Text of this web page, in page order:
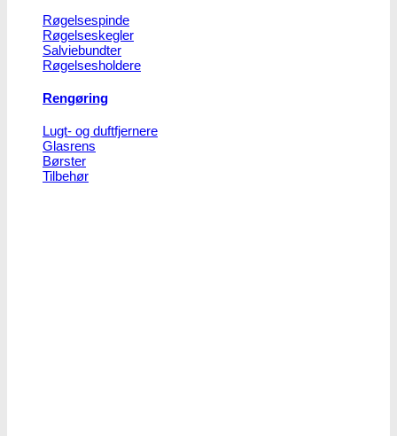
Røgelsespinde
Røgelseskegler
Salviebundter
Røgelsesholdere
Rengøring
Lugt- og duftfjernere
Glasrens
Børster
Tilbehør